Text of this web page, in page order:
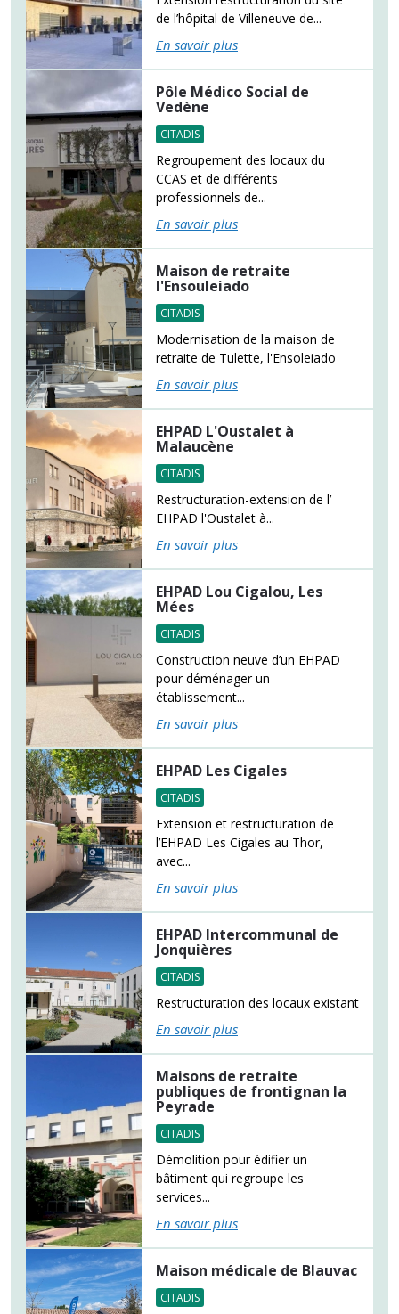
de l’hôpital de Villeneuve de...
En savoir plus
Pôle Médico Social de
Vedène
CITADIS
Regroupement des locaux du
CCAS et de différents
professionnels de...
En savoir plus
Maison de retraite
l'Ensouleiado
CITADIS
Modernisation de la maison de
retraite de Tulette, l'Ensoleiado
En savoir plus
EHPAD L'Oustalet à
Malaucène
CITADIS
Restructuration-extension de l’
EHPAD l'Oustalet à...
En savoir plus
EHPAD Lou Cigalou, Les
Mées
CITADIS
Construction neuve d’un EHPAD
pour déménager un
établissement...
En savoir plus
EHPAD Les Cigales
CITADIS
Extension et restructuration de
l’EHPAD Les Cigales au Thor,
avec...
En savoir plus
EHPAD Intercommunal de
Jonquières
CITADIS
Restructuration des locaux existant
En savoir plus
Maisons de retraite
publiques de frontignan la
Peyrade
CITADIS
Démolition pour édifier un
bâtiment qui regroupe les
services...
En savoir plus
Maison médicale de Blauvac
CITADIS